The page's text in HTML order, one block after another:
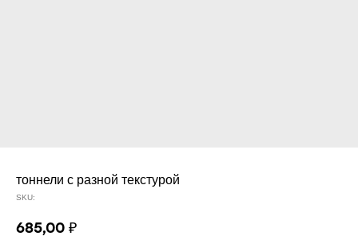
тоннели с разной текстурой
SKU:
685,00 ₽